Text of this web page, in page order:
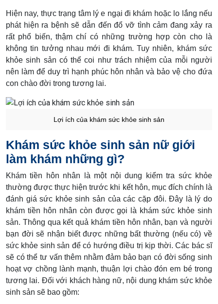
Hiện nay, thực trạng tâm lý e ngại đi khám hoặc lo lắng nếu
phát hiện ra bệnh sẽ dẫn đến đổ vỡ tình cảm đang xảy ra
rất phổ biến, thậm chí có những trường hợp còn cho là
không tin tưởng nhau mới đi khám. Tuy nhiên, khám sức
khỏe sinh sản có thể coi như trách nhiệm của mỗi người
nên làm để duy trì hạnh phúc hôn nhân và bảo vệ cho đứa
con chào đời trong tương lai.
Lợi ích của khám sức khỏe sinh sản
Khám sức khỏe sinh sản nữ giới
làm khám những gì?
Khám tiền hôn nhân là một nội dung kiểm tra sức khỏe
thường được thực hiện trước khi kết hôn, mục đích chính là
đánh giá sức khỏe sinh sản của các cặp đôi. Đây là lý do
khám tiền hôn nhân còn được gọi là khám sức khỏe sinh
sản. Thông qua kết quả khám tiền hôn nhân, bạn và người
bạn đời sẽ nhận biết được những bất thường (nếu có) về
sức khỏe sinh sản để có hướng điều trị kịp thời. Các bác sĩ
sẽ có thể tư vấn thêm nhằm đảm bảo bạn có đời sống sinh
hoạt vợ chồng lành mạnh, thuận lợi chào đón em bé trong
tương lai. Đối với khách hàng nữ, nội dung khám sức khỏe
sinh sản sẽ bao gồm: